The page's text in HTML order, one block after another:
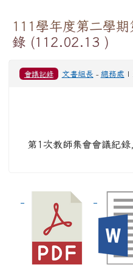
111學年度第二學
錄 (112.02.13 )
會議記錄 文書組長 - 總務處 |
第1次教師集會會議紀錄